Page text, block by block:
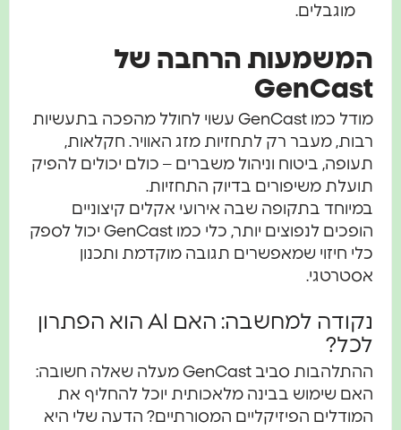
מוגבלים.
המשמעות הרחבה של
GenCast
מודל כמו GenCast עשוי לחולל מהפכה בתעשיות
רבות, מעבר רק לתחזיות מזג האוויר. חקלאות,
תעופה, ביטוח וניהול משברים – כולם יכולים להפיק
תועלת משיפורים בדיוק התחזיות.
במיוחד בתקופה שבה אירועי אקלים קיצוניים
הופכים לנפוצים יותר, כלי כמו GenCast יכול לספק
כלי חיזוי שמאפשרים תגובה מוקדמת ותכנון
אסטרטגי.
נקודה למחשבה: האם AI הוא הפתרון
לכל?
ההתלהבות סביב GenCast מעלה שאלה חשובה:
האם שימוש בבינה מלאכותית יוכל להחליף את
המודלים הפיזיקליים המסורתיים? הדעה שלי היא